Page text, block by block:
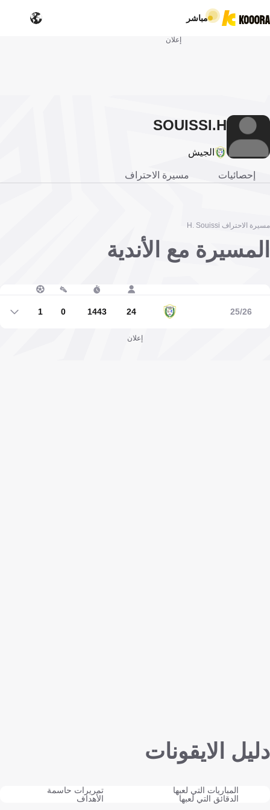
مباشر
إعلان
H.
SOUISSI
الجيش
إحصائيات مسيرة الاحتراف
مسيرة الاحتراف H. Souissi
المسيرة مع الأندية
25/26
24
1443
0
1
إعلان
دليل الايقونات
المباريات التي لعبها
تمريرات حاسمة
الدقائق التي لعبها
الأهداف